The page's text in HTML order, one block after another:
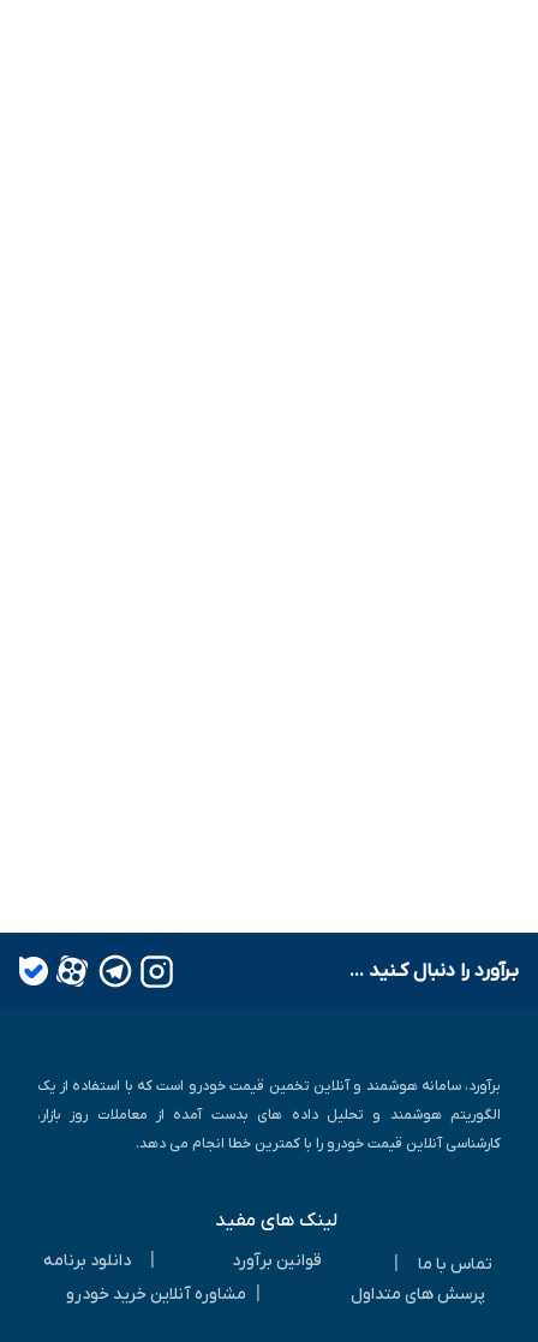
بـرآورد را دنبال کـنید ...
برآورد، سامانه هوشمند و آنلاین تخمین قیمت خودرو است که با استفاده از یک
الگوریتم هوشمند و تحلیل داده های بدست آمده از معاملات روز بازار،
کارشناسی آنلاین قیمت خودرو را با کمترین خطا انجام می دهد.
لینک های مفید
تماس با ما قوانین برآورد
دانلود برنامه
پرسش های متداول
مشاوره آنلاین خرید خودرو